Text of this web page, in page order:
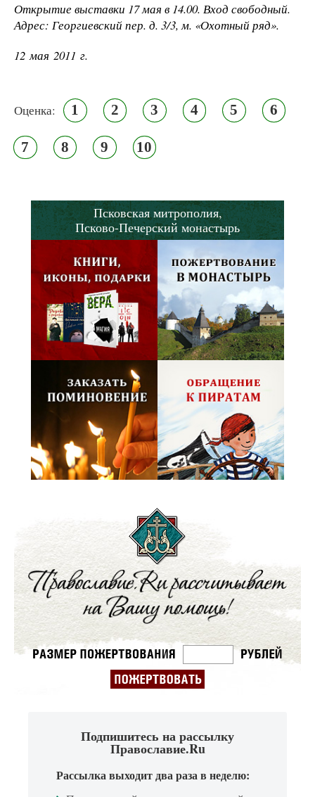
Открытие выставки 17 мая в 14.00. Вход свободный.
Адрес: Георгиевский пер. д. 3/3, м. «Охотный ряд».
12 мая 2011 г.
Оценка: 1 2 3 4 5 6
7 8 9 10
Псковская митрополия,
Псково-Печерский монастырь
Подпишитесь на рассылку
Православие.Ru
Рассылка выходит два раза в неделю: